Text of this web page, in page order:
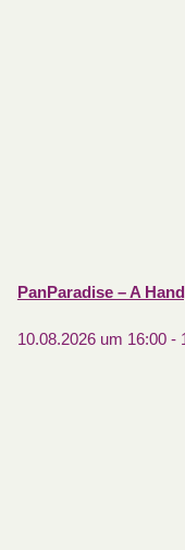
PanParadise – A
10.08.2026 um 16:00-